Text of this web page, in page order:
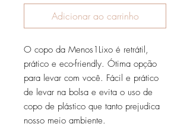
Adicionar ao carrinho
O copo da Menos1Lixo é retrátil,
prático e eco-friendly. Ótima opção
para levar com você. Fácil e prático
de levar na bolsa e evita o uso de
copo de plástico que tanto prejudica
nosso meio ambiente.